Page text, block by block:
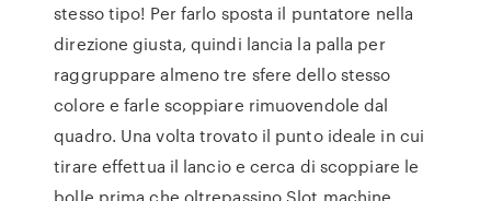
stesso tipo! Per farlo sposta il puntatore nella
direzione giusta, quindi lancia la palla per
raggruppare almeno tre sfere dello stesso
colore e farle scoppiare rimuovendole dal
quadro. Una volta trovato il punto ideale in cui
tirare effettua il lancio e cerca di scoppiare le
bolle prima che oltrepassino Slot machine